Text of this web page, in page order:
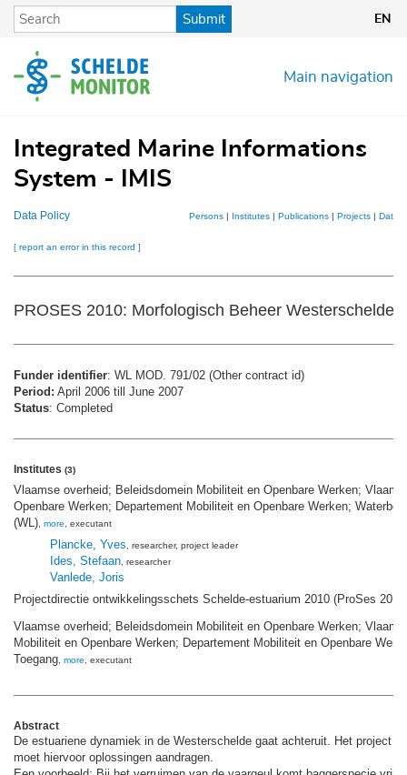
Skip
content
Submit EN
Main navigation
Integrated Marine Informations
System - IMIS
Data Policy Persons | Institutes | Publications | Projects |
[ report an error in this record ]
PROSES 2010: Morfologisch Beheer Westerschelde
Funder identifier: WL MOD. 791/02 (Other contract id)
Period: April 2006 till June 2007
Status: Completed
Institutes (3)
Vlaamse overheid; Beleidsdomein Mobiliteit en Openbare Werken;
Openbare Werken; Departement Mobiliteit en Openbare Werken;
(WL) more , executant
Plancke, Yves , researcher, project leader
Ides, Stefaan , researcher
Vanlede, Joris
Projectdirectie ontwikkelingsschets Schelde-estuarium 2010 (ProSes
Vlaamse overheid; Beleidsdomein Mobiliteit en Openbare Werken;
Mobiliteit en Openbare Werken; Departement Mobiliteit en Openbare
Toegang more , executant
Abstract
De estuariene dynamiek in de Westerschelde gaat achteruit. Het project
moet hiervoor oplossingen aandragen.